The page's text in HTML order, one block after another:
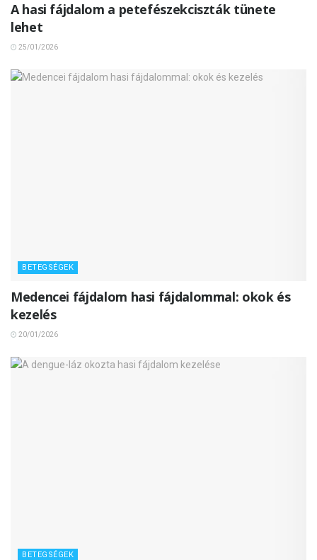
A hasi fájdalom a petefészekciszták tünete
lehet
25/01/2026
BETEGSÉGEK
Medencei fájdalom hasi fájdalommal: okok és
kezelés
20/01/2026
BETEGSÉGEK